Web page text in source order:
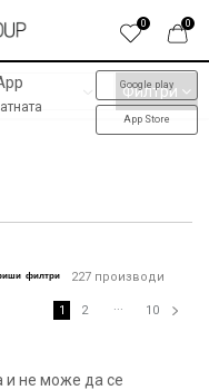
0
0
Google play
App Store
пролет-лето '26
Филтри
227 производи
филтри
1 2 ... 10
и не може да се